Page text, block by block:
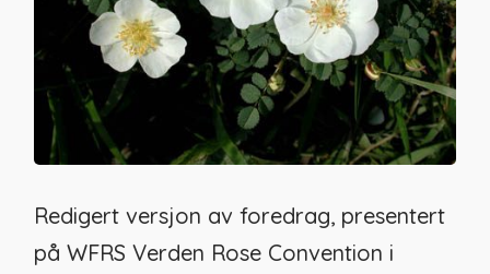
Redigert versjon av foredrag, presentert
på WFRS Verden Rose Convention i